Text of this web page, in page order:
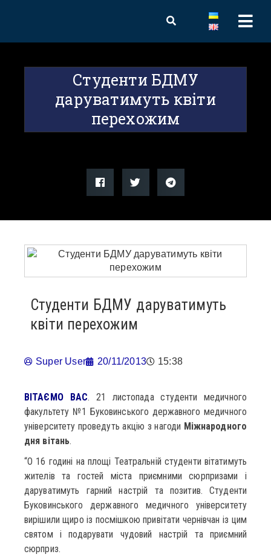
Студенти БДМУ
даруватимуть квіти
перехожим
Студенти БДМУ даруватимуть
квіти перехожим
Super User 20/11/2013 15:38
ВІТАЄМО ВАС. 21 листопада студенти медичного
факультету №1 Буковинського державного медичного
університету проведуть акцію з нагоди Міжнародного
дня вітань.
“О 16 годині на площі Театральній студенти вітатимуть
жителів та гостей міста приємними сюрпризами і
даруватимуть гарний настрій та позитив. Студенти
Буковинського державного медичного університету
вирішили щиро із посмішкою привітати чернівчан із цим
святом і подарувати чудовий настрій та приємний
сюрприз.